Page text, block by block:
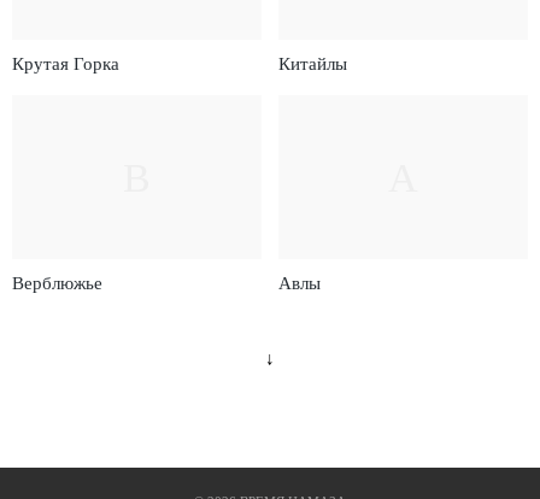
Крутая Горка Китайлы
Верблюжье Авлы
↓